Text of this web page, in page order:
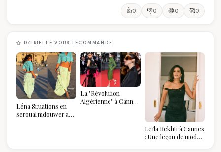
👍0 👎0 😂0 🥰0
DZIRIELLE VOUS RECOMMANDE
Léna Situations en
seroual mdouwer au
La "Révolution
Algérienne" à Cannes
Leïla Bekhti à Cannes
: Une leçon de mode